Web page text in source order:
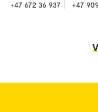
+47 672 36 937 +47